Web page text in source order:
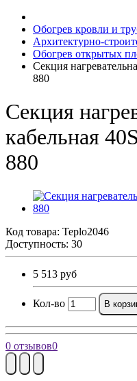
Обогрев кровли и
Архитектурно-
Обогрев открытых
Секция
880
Секция
кабельная
880
Код товара: Teplo2046
Доступность: 30
5 513 руб
Кол-во В
0 отзывов0